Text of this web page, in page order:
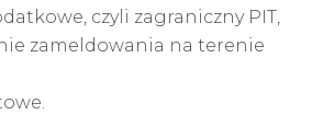
czyli zagraniczny PIT,
zameldowania na terenie